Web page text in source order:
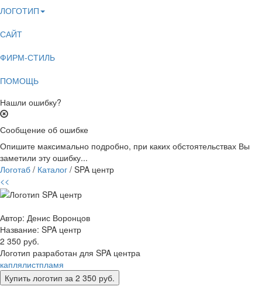
ЛОГОТИП
САЙТ
ФИРМ-СТИЛЬ
ПОМОЩЬ
Нашли ошибку?
Сообщение об ошибке
Опишите максимально подробно, при каких обстоятельствах Вы
заметили эту ошибку...
Логотаб / Каталог / SPA центр
<<
Автор: Денис Воронцов
Название: SPA центр
2 350 руб.
Логотип разработан для SPA центра
каплялистпламя